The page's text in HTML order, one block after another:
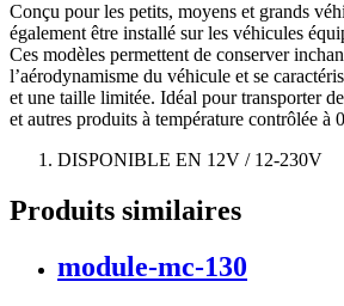
Conçu pour les petits, moyens et grands
également être installé sur les véhicules
Ces modèles permettent de conserver
l’aérodynamisme du véhicule et se
et une taille limitée. Idéal pour transporter
et autres produits à température contrôlée à
DISPONIBLE EN 12V / 12-230V
Produits similaires
module-mc-130